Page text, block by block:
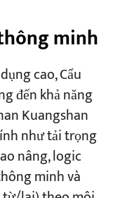
minh
cao, Cẩu
đến khả năng
Kuangshan
như tải trọng
nâng, logic
minh và